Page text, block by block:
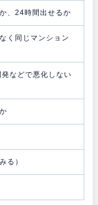
、24時間出せるか
く同じマンション
などで悪化しない
る）